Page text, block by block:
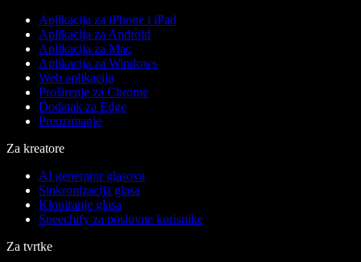
Aplikacija za iPhone i iPad
Aplikacija za Android
Aplikacija za Mac
Aplikacija za Windows
Web aplikacija
Proširenje za Chrome
Dodatak za Edge
Preuzimanje
Za kreatore
AI generator glasova
Sinkronizacija glasa
Kloniranje glasa
Speechify za poslovne korisnike
Za tvrtke